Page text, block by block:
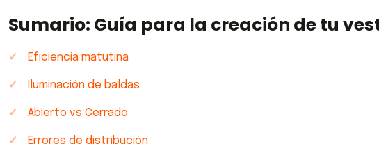
Sumario: Guía para la creación de tu
Eficiencia matutina
Iluminación de baldas
Abierto vs Cerrado
Errores de distribución